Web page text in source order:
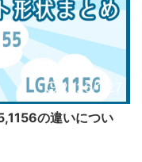
2026/1/27
の違いについ